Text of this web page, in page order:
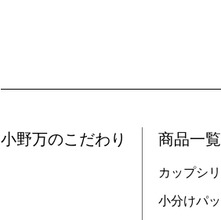
小野万のこだわり 商品一覧
カップシ
小分けパ